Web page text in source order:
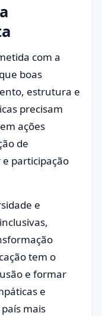
com a
boas
estrutura e
precisam
ações
de
participação
e
tem o
e formar
e
mais